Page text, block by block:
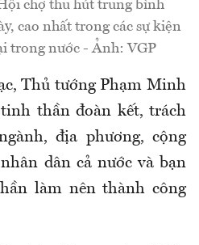
chợ thu hút trung bình
cao nhất trong các sự kiện
trong nước - Ảnh: VGP
Thủ tướng Phạm Minh
thần đoàn kết, trách
địa phương, cộng
dân cả nước và bạn
làm nên thành công